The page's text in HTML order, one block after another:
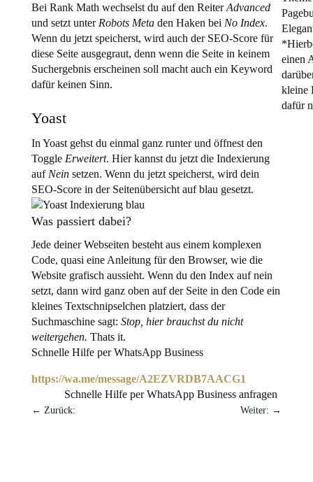
Bei Rank Math wechselst du auf den ReiterAdvanced
und setzt unter Robots Metaden Haken bei No Index.
Wenn du jetzt speicherst, wird auch der SEO-Score für
diese Seite ausgegraut, denn wenn die Seite in keinem
Suchergebnis erscheinen soll macht auch ein Keyword
dafür keinen Sinn.
Yoast
In Yoast gehst du einmal ganz runter und öffnest den
Toggle Erweitert. Hier kannst du jetzt die Indexierung
auf Neinsetzen. Wenn du jetzt speicherst, wird dein
SEO-Score in der Seitenübersicht auf blau gesetzt.
Was passiert dabei?
Jede deiner Webseiten besteht aus einem komplexen
Code, quasi eine Anleitung für den Browser, wie die
Website grafisch aussieht. Wenn du den Index auf nein
setzt, dann wird ganz oben auf der Seite in den Code ein
kleines Textschnipselchen platziert, dass der
Suchmaschine sagt: Stop, hier brauchst du nicht
weitergehen. Thats it.
Schnelle Hilfe per WhatsApp Business
https://wa.me/message/A2EZVRDB7AACG1
Schnelle Hilfe per WhatsApp Business anfragen
← Zurück: Weiter: →
einen
kleine
dafür